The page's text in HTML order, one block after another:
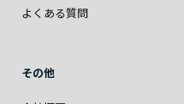
よくある質問
その他